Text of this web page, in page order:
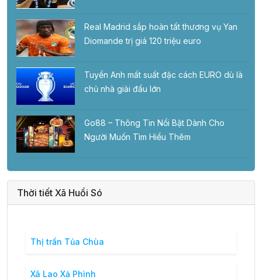
Real Madrid sắp hoàn tất thương vụ Yan
Diomande trị giá 120 triệu euro
Tuyển Anh mất suất đặc cách EURO dù là
chủ nhà giải đấu lớn
Go88 – Thông Tin Nổi Bật Dành Cho
Người Muốn Tìm Hiểu Thêm
Thời tiết Xã Huổi Só
Thị trấn Tủa Chùa
Xã Lao Xả Phình